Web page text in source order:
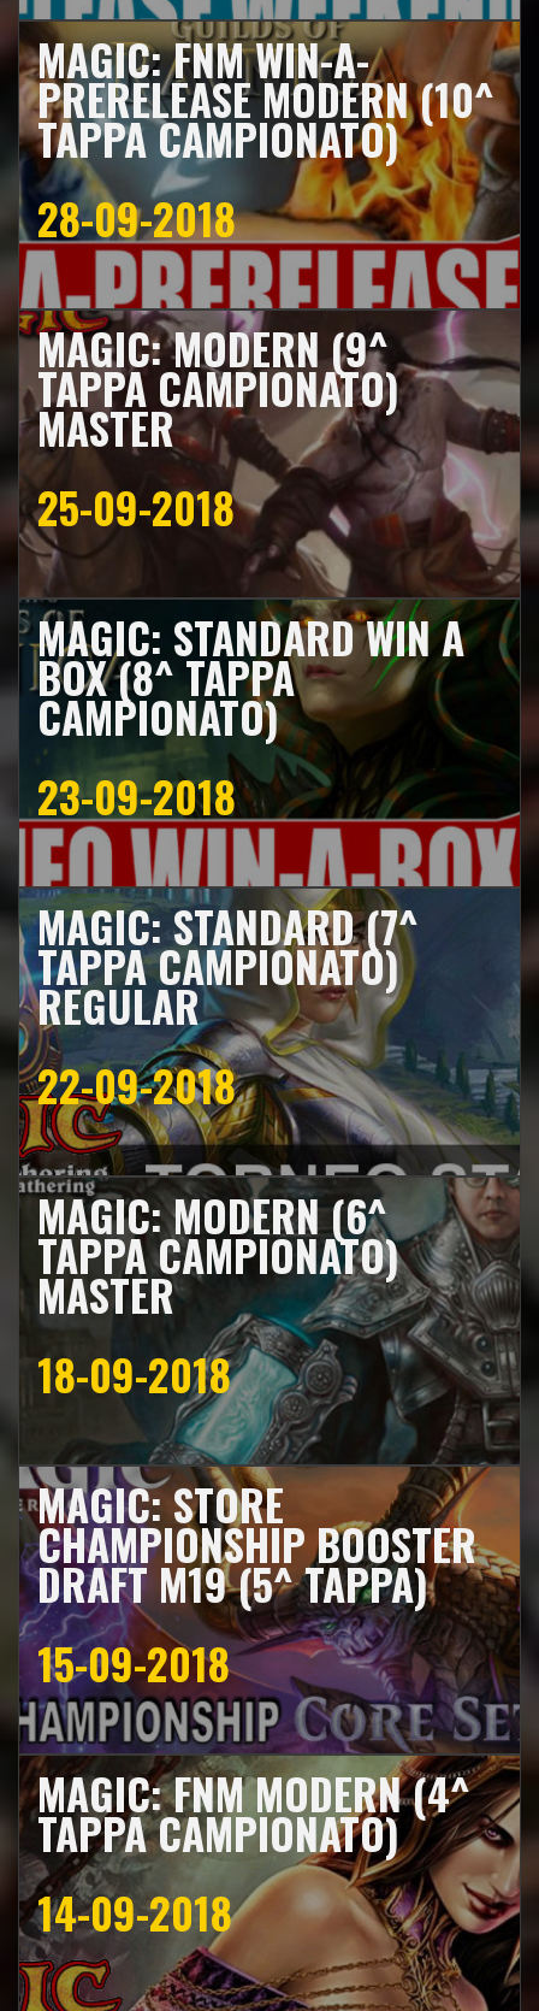
MAGIC: FNM WIN-A-
PRERELEASE MODERN (10^
TAPPA CAMPIONATO)
28-09-2018
MAGIC: MODERN (9^
TAPPA CAMPIONATO)
MASTER
25-09-2018
MAGIC: STANDARD WIN A
BOX (8^ TAPPA
CAMPIONATO)
23-09-2018
MAGIC: STANDARD (7^
TAPPA CAMPIONATO)
REGULAR
22-09-2018
MAGIC: MODERN (6^
TAPPA CAMPIONATO)
MASTER
18-09-2018
MAGIC: STORE
CHAMPIONSHIP BOOSTER
DRAFT M19 (5^ TAPPA)
15-09-2018
MAGIC: FNM MODERN (4^
TAPPA CAMPIONATO)
14-09-2018